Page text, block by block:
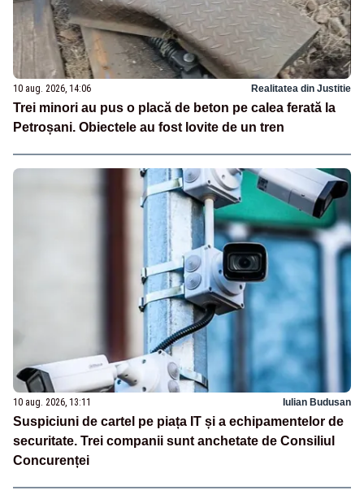
10 aug. 2026, 14:06 Realitatea din Justitie
Trei minori au pus o placă de beton pe calea ferată la
Petroșani. Obiectele au fost lovite de un tren
10 aug. 2026, 13:11 Iulian Budusan
Suspiciuni de cartel pe piața IT și a echipamentelor de
securitate. Trei companii sunt anchetate de Consiliul
Concurenței